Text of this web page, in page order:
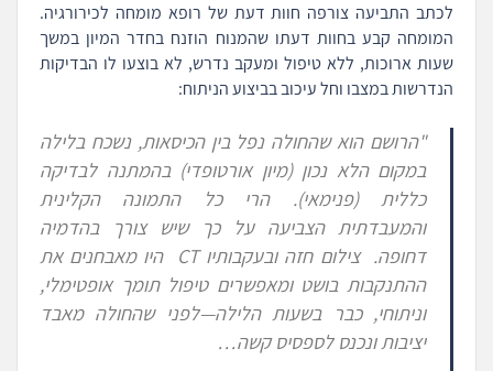
לכתב התביעה צורפה חוות דעת של רופא מומחה לכירורגיה.
המומחה קבע בחוות דעתו שהמנוח הוזנח בחדר המיון במשך
שעות ארוכות, ללא טיפול ומעקב נדרש, לא בוצעו לו הבדיקות
הנדרשות במצבו וחל עיכוב בביצוע הניתוח:
"הרושם הוא שהחולה נפל בין הכיסאות, נשכח בלילה
במקום הלא נכון (מיון אורטופדי) בהמתנה לבדיקה
כללית (פנימאי). הרי כל התמונה הקלינית
והמעבדתית הצביעה על כך שיש צורך בהדמיה
דחופה. צילום חזה ובעקבותיו CT היו מאבחנים את
ההתנקבות בושט ומאפשרים טיפול תומך אופטימלי,
וניתוחי, כבר בשעות הלילה—לפני שהחולה מאבד
יציבות ונכנס לספסיס קשה…